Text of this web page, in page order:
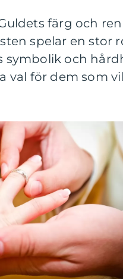
färg och
spelar en stor
symbolik och
val för dem som